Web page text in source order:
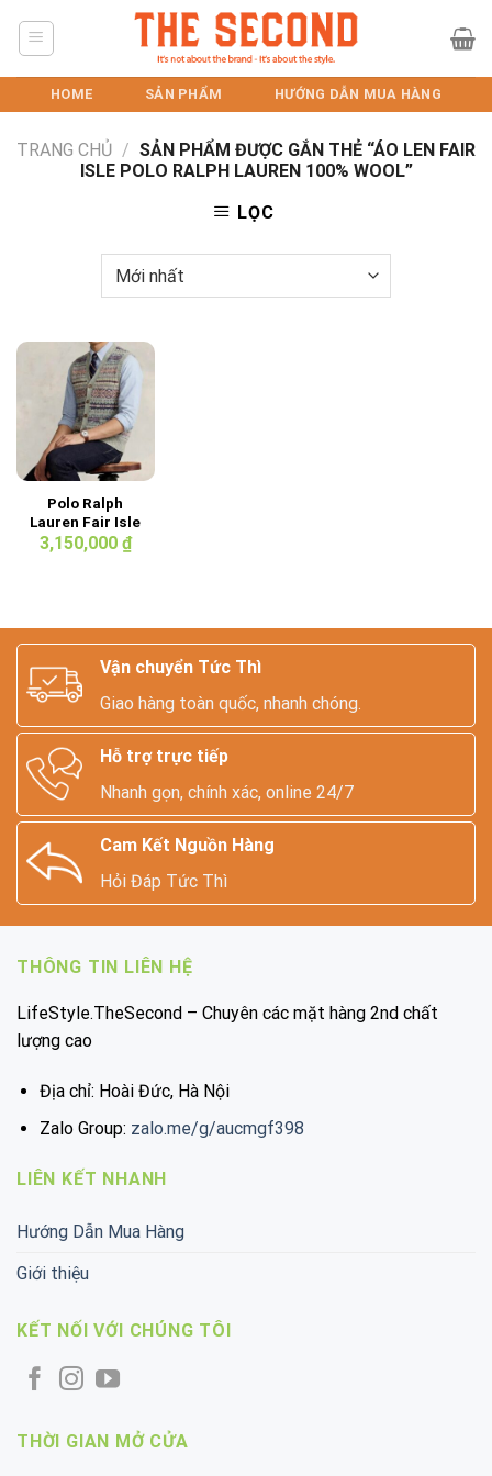
HOME SẢN PHẨM HƯỚNG DẪN MUA HÀNG
TRANG CHỦ / SẢN PHẨM ĐƯỢC GẮN THẺ “ÁO LEN FAIR
ISLE POLO RALPH LAUREN 100% WOOL”
LỌC
Polo Ralph
Lauren Fair Isle
Vest
3,150,000 ₫
Vận chuyển Tức Thì
Giao hàng toàn quốc, nhanh chóng.
Hỗ trợ trực tiếp
Nhanh gọn, chính xác, online 24/7
Cam Kết Nguồn Hàng
Hỏi Đáp Tức Thì
THÔNG TIN LIÊN HỆ
LifeStyle.TheSecond – Chuyên các mặt hàng 2nd chất
lượng cao
Địa chỉ: Hoài Đức, Hà Nội
Zalo Group: zalo.me/g/aucmgf398
LIÊN KẾT NHANH
Hướng Dẫn Mua Hàng
Giới thiệu
KẾT NỐI VỚI CHÚNG TÔI
THỜI GIAN MỞ CỬA